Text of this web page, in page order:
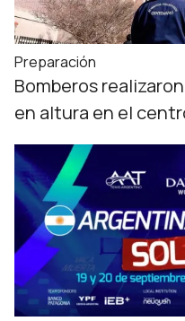
Preparación
Bomberos
en altura en el